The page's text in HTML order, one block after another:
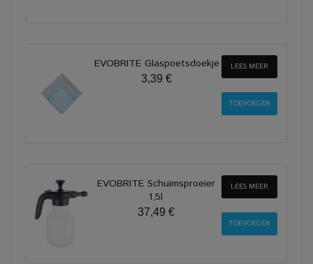
EVOBRITE Glaspoetsdoekje
3,39 €
LEES MEER
EVOBRITE Schuimsproeier
1,5l
37,49 €
LEES MEER